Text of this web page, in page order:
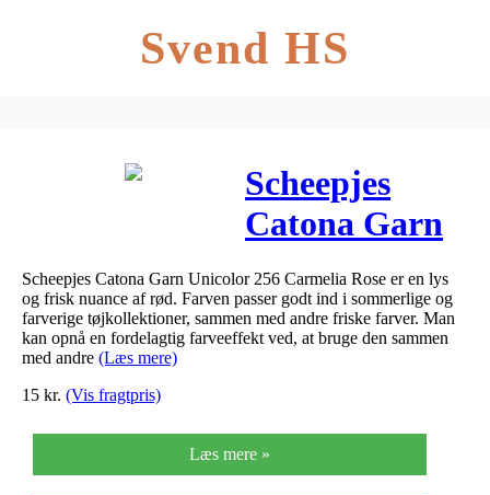
Svend HS
Scheepjes
Catona Garn
Unicolor 256
Carmelia Rose
Scheepjes Catona Garn Unicolor 256 Carmelia Rose er en lys
og frisk nuance af rød. Farven passer godt ind i sommerlige og
farverige tøjkollektioner, sammen med andre friske farver. Man
kan opnå en fordelagtig farveeffekt ved, at bruge den sammen
med andre (Læs mere)
15 kr. (Vis fragtpris)
Læs mere »